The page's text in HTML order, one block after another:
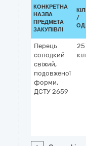
КОНКРЕТНА
НАЗВА
ПРЕДМЕТА
ЗАКУПІВЛІ
/
Перець
солодкий
свіжий,
подовженої
форми,
ДСТУ 2659
25